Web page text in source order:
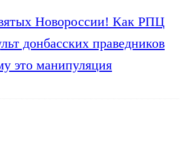
Новороссии! Как РПЦ
донбасских праведников
это манипуляция